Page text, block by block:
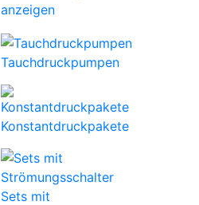
anzeigen
Tauchdruckpumpen
Konstantdruckpakete
Sets mit